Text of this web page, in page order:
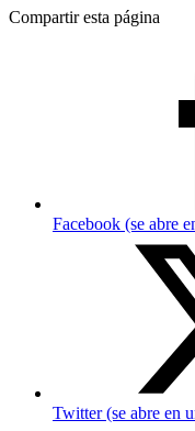
Compartir esta página
Facebook (se abre
Twitter (se abre en